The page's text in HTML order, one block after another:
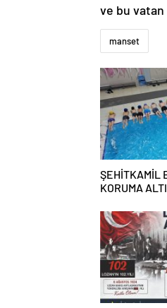
ve bu vatan
manset
ŞEHİTKAMİL
KORUMA